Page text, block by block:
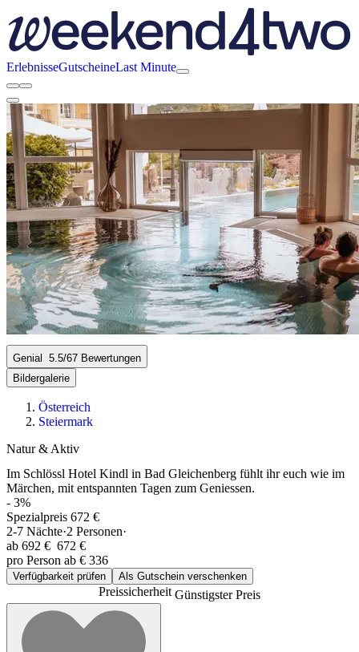
ErlebnisseGutscheineLast Minute
Genial 5.5/67 Bewertungen
Bildergalerie
Österreich
Steiermark
Natur & Aktiv
Im Schlössl Hotel Kindl in Bad Gleichenberg fühlt ihr euch wie im
Märchen, mit entspannten Tagen zum Geniessen.
- 3%
Spezialpreis 672 €
2-7 Nächte·2 Personen·
ab 692 € 672 €
pro Person ab € 336
Verfügbarkeit prüfen Als Gutschein verschenken
PreissicherheitGünstigster Preis